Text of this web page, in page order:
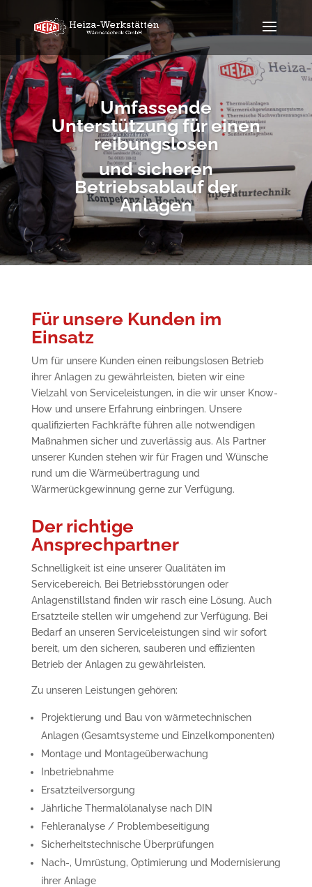
Umfassende
Unterstützung für einen
reibungslosen
und sicheren
Betriebsablauf der
Anlagen
Für unsere Kunden im
Einsatz
Um für unsere Kunden einen reibungslosen Betrieb
ihrer Anlagen zu gewährleisten, bieten wir eine
Vielzahl von Serviceleistungen, in die wir unser Know-
How und unsere Erfahrung einbringen. Unsere
qualifizierten Fachkräfte führen alle notwendigen
Maßnahmen sicher und zuverlässig aus. Als Partner
unserer Kunden stehen wir für Fragen und Wünsche
rund um die Wärmeübertragung und
Wärmerückgewinnung gerne zur Verfügung.
Der richtige
Ansprechpartner
Schnelligkeit ist eine unserer Qualitäten im
Servicebereich. Bei Betriebsstörungen oder
Anlagenstillstand finden wir rasch eine Lösung. Auch
Ersatzteile stellen wir umgehend zur Verfügung. Bei
Bedarf an unseren Serviceleistungen sind wir sofort
bereit, um den sicheren, sauberen und effizienten
Betrieb der Anlagen zu gewährleisten.
Zu unseren Leistungen gehören:
Projektierung und Bau von wärmetechnischen
Anlagen (Gesamtsysteme und Einzelkomponenten)
Montage und Montageüberwachung
Inbetriebnahme
Ersatzteilversorgung
Jährliche Thermalölanalyse nach DIN
Fehleranalyse / Problembeseitigung
Sicherheitstechnische Überprüfungen
Nach-, Umrüstung, Optimierung und Modernisierung
ihrer Anlage